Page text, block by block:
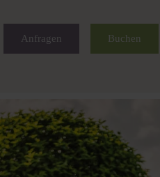
Anfragen Buchen